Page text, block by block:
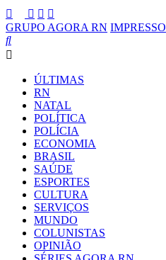
GRUPO AGORA RN IMPRESSO
ÚLTIMAS
RN
NATAL
POLÍTICA
POLÍCIA
ECONOMIA
BRASIL
SAÚDE
ESPORTES
CULTURA
SERVIÇOS
MUNDO
COLUNISTAS
OPINIÃO